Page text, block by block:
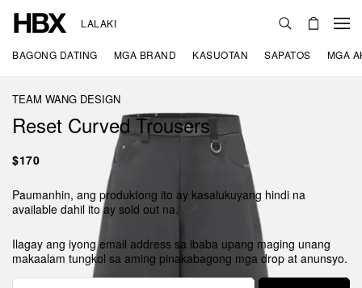
LALAKI
BAGONG DATING MGA BRAND KASUOTAN SAPATOS MGA
TEAM WANG DESIGN
Reset Curved Trousers
$170
Paumanhin, ang produktong ito ay kasalukuyang hindi na
available dahil ito ay sold out na.
Ilagay ang iyong email address sa ibaba upang maging unang
makaalam tungkol sa aming pinakabagong mga drop at anunsyo.